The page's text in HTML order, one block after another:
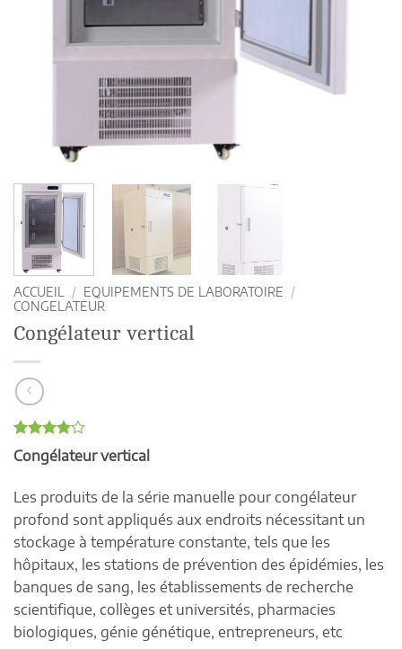
ACCUEIL / EQUIPEMENTS DE LABORATOIRE /
CONGELATEUR
Congélateur vertical
Noté 4
sur 5
4
notations
client
Congélateur vertical
Les produits de la série manuelle pour congélateur
profond sont appliqués aux endroits nécessitant un
stockage à température constante, tels que les
hôpitaux, les stations de prévention des épidémies, les
banques de sang, les établissements de recherche
scientifique, collèges et universités, pharmacies
biologiques, génie génétique, entrepreneurs, etc